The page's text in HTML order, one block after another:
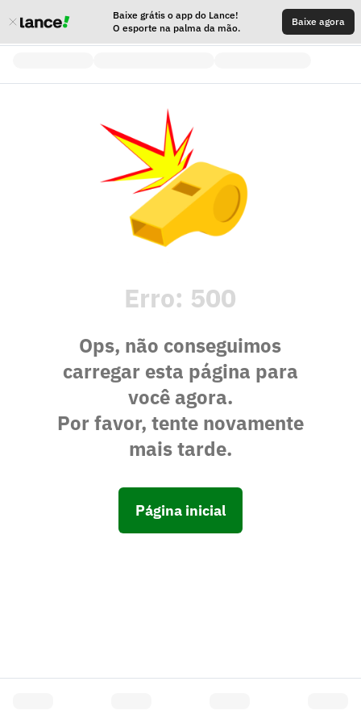
Baixe grátis o app do Lance!
O esporte na palma da mão.
Baixe agora
Erro: 500
Ops, não conseguimos
carregar esta página para
você agora.
Por favor, tente novamente
mais tarde.
Página inicial